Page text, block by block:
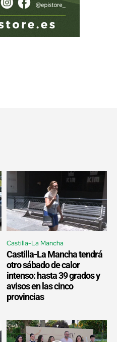
Castilla-La Mancha
Castilla-La Mancha tendrá
otro sábado de calor
intenso: hasta 39 grados y
avisos en las cinco
provincias